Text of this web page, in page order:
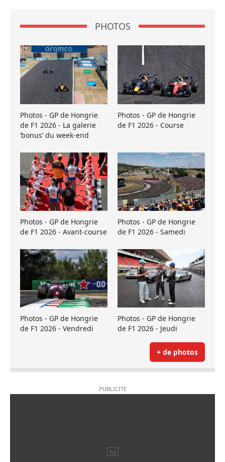
PHOTOS
Photos - GP de Hongrie
de F1 2026 - La galerie
’bonus’ du week-end
Photos - GP de Hongrie
de F1 2026 - Course
Photos - GP de Hongrie
de F1 2026 - Avant-course
Photos - GP de Hongrie
de F1 2026 - Samedi
Photos - GP de Hongrie
de F1 2026 - Vendredi
Photos - GP de Hongrie
de F1 2026 - Jeudi
+ de photos